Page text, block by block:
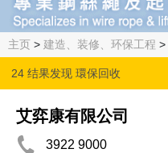
主页 > 建造、装修、环保工程 >
24 结果发现 環保回收
艾弈康有限公司
3922 9000